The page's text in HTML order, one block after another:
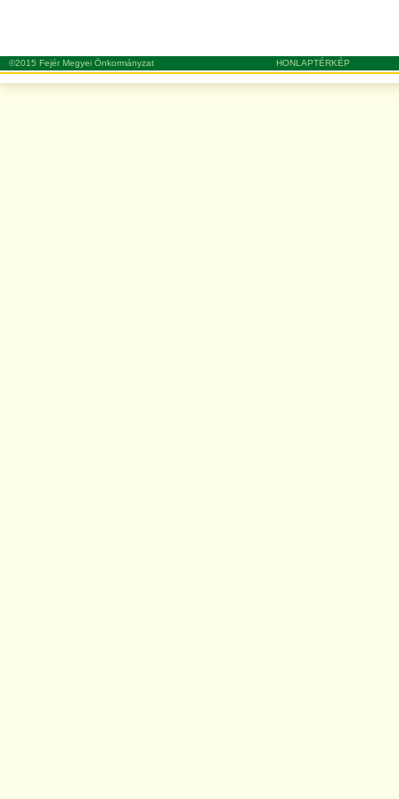
©2015 Fejér Megyei Önkormányzat HONLAPTÉRKÉP